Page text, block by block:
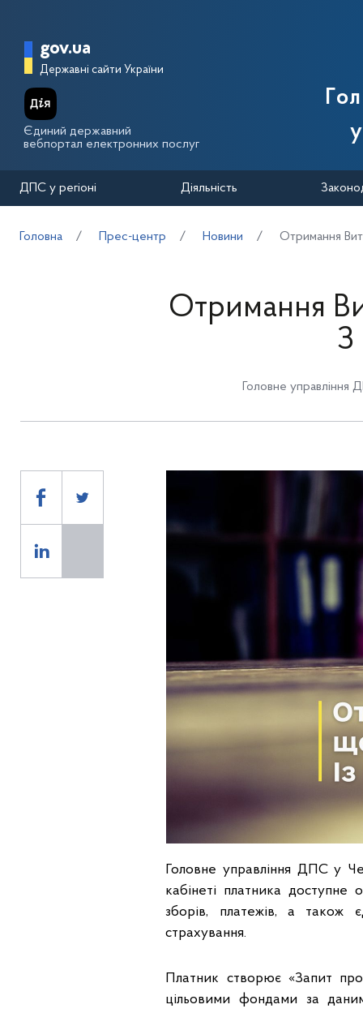
Головна сторінка Державної
gov.ua
Державні сайти України
Єдиний державний
вебпортал електронних послуг
ДПС у регіоні Діяльність
Головна Прес-центр Новини Отримання
Отримання
З
Головне управління
Головне управління ДПС у
кабінеті платника доступне
зборів, платежів, а також
страхування.
Платник створює «Запит
цільовими фондами за